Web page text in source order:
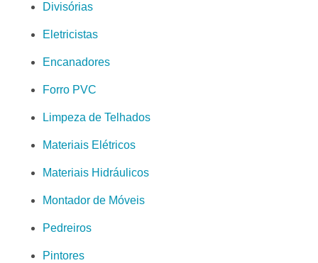
Divisórias
Eletricistas
Encanadores
Forro PVC
Limpeza de Telhados
Materiais Elétricos
Materiais Hidráulicos
Montador de Móveis
Pedreiros
Pintores